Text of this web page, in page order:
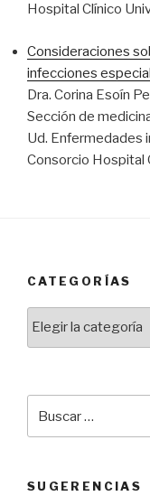
Hospital Clínico
Consideraciones
infecciones
Dra. Corina Esoín
Sección de
Ud. Enfermedades
Consorcio Hospital
CATEGORÍAS
por:
SUGERENCIAS